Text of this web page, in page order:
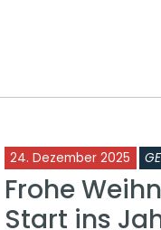
24. Dezember 2025
Frohe
Start ins